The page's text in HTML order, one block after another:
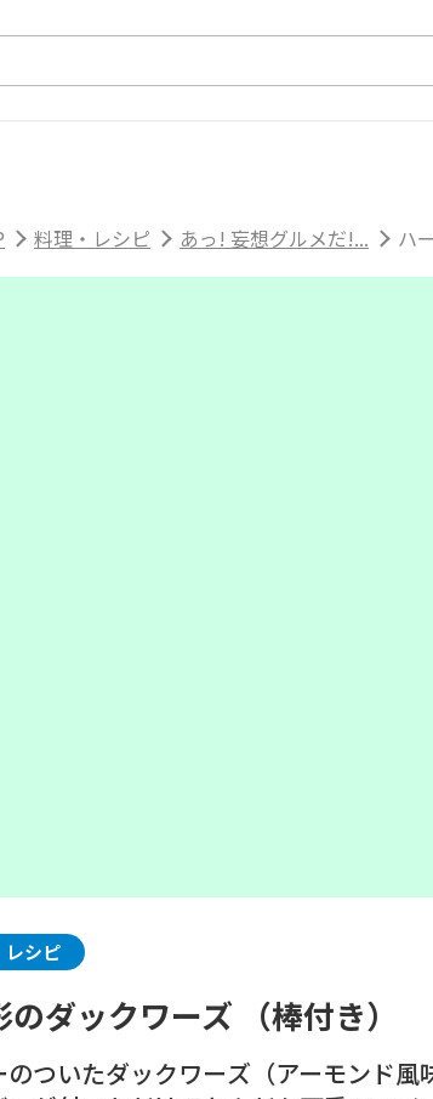
料理・レシピ あっ! 妄想グルメだ!... ハ
レシピ
ダックワーズ （棒付き）
ついたダックワーズ（アーモンド